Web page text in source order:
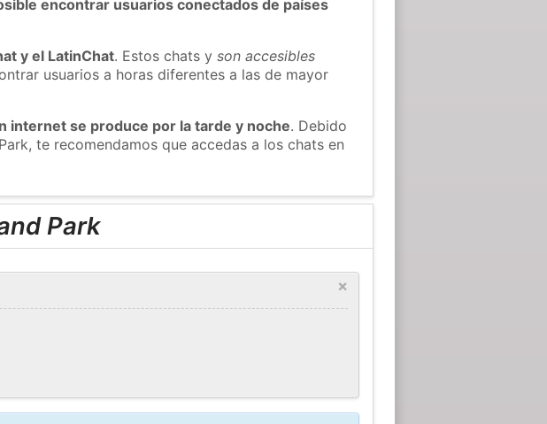
encontrar usuarios conectados de países
y el LatinChat. Estos chats yson accesibles
usuarios a horas diferentes a las de mayor
internet se produce por la tarde y noche. Debido
te recomendamos que accedas a los chats en
Park
×